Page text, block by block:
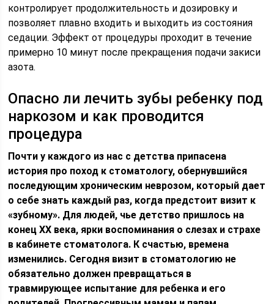
контролирует продолжительность и дозировку и
позволяет плавно входить и выходить из состояния
седации. Эффект от процедуры проходит в течение
примерно 10 минут после прекращения подачи закиси
азота.
Опасно ли лечить зубы ребенку под
наркозом и как проводится
процедура
Почти у каждого из нас с детства припасена
история про поход к стоматологу, обернувшийся
последующим хроническим неврозом, который дает
о себе знать каждый раз, когда предстоит визит к
«зубному». Для людей, чье детство пришлось на
конец XX века, ярки воспоминания о слезах и страхе
в кабинете стоматолога. К счастью, времена
изменились. Сегодня визит в стоматологию не
обязательно должен превращаться в
травмирующее испытание для ребенка и его